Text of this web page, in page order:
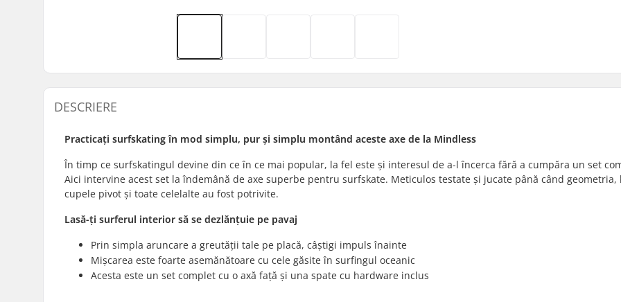
DESCRIERE
Practicați surfskating în mod simplu, pur și simplu montând aceste axe de la Mindless
În timp ce surfskatingul devine din ce în ce mai popular, la fel este și interesul de a-l încerca fără a cumpăra un set
Aici intervine acest set la îndemână de axe superbe pentru surfskate. Meticulos testate și jucate până când geometria,
cupele pivot și toate celelalte au fost potrivite.
Lasă-ți surferul interior să se dezlănțuie pe pavaj
Prin simpla aruncare a greutății tale pe placă, câștigi impuls înainte
Mișcarea este foarte asemănătoare cu cele găsite în surfingul oceanic
Acesta este un set complet cu o axă față și una spate cu hardware inclus